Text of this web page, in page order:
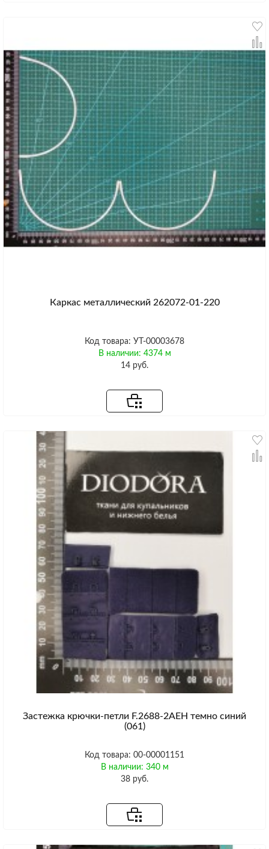
Каркас металлический 262072-01-220
Код товара: УТ-00003678
В наличии: 4374 м
14 руб.
Застежка крючки-петли F.2688-2AEH темно синий
(061)
Код товара: 00-00001151
В наличии: 340 м
38 руб.